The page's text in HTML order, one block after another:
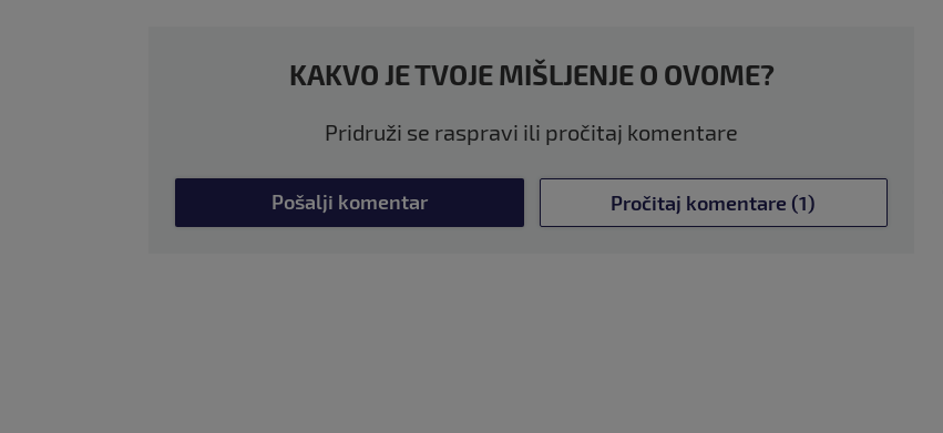
KAKVO JE TVOJE MIŠLJENJE O OVOME?
Pridruži se raspravi ili pročitaj komentare
Pošalji komentar Pročitaj komentare (1)